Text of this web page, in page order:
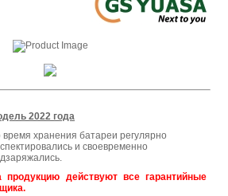
2022 года
время хранения батареи регулярно
и своевременно
продукцию действуют все гарантийные